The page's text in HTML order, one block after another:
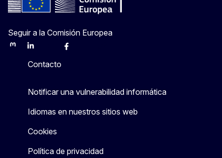
Seguir a la Comisión Europea
MastodonLinkedInBlueskyFacebook
Contacto
Notificar una vulnerabilidad informática
Idiomas en nuestros sitios web
Cookies
Política de privacidad